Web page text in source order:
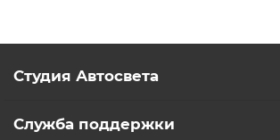
Студия Автосвета
Служба поддержки